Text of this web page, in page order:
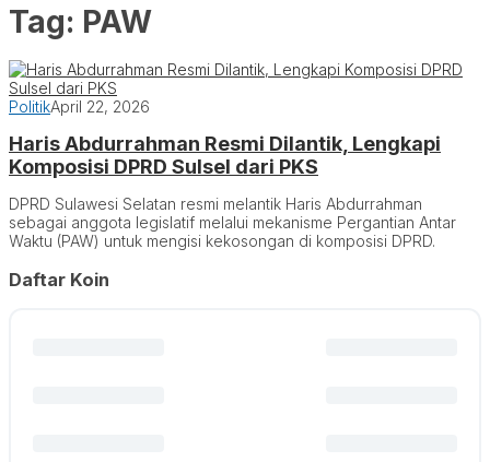
Tag: PAW
PolitikApril 22, 2026
Haris Abdurrahman Resmi Dilantik, Lengkapi
Komposisi DPRD Sulsel dari PKS
DPRD Sulawesi Selatan resmi melantik Haris Abdurrahman
sebagai anggota legislatif melalui mekanisme Pergantian Antar
Waktu (PAW) untuk mengisi kekosongan di komposisi DPRD.
Daftar Koin